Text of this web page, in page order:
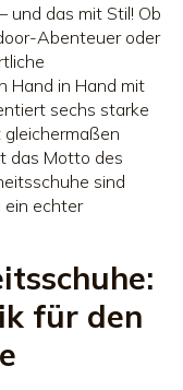
und das mit Stil! Ob
Abenteuer oder
Hand in Hand mit
sechs starke
das Motto des
sind
ein echter
für den